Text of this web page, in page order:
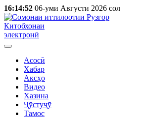
16:14:52 06-уми Августи 2026 сол
Китобхонаи
электронӣ
Асосӣ
Хабар
Аксҳо
Видео
Хазина
Ҷӯстуҷӯ
Тамос